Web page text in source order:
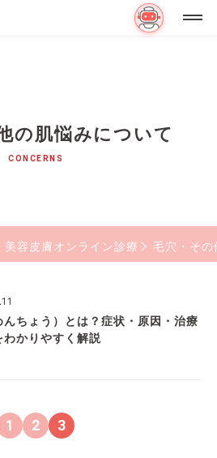
の肌悩みについて
CONCERNS
美容皮膚オンライン診療 毛穴・そ
んちょう）とは？症状・原因・治療
わかりやすく解説
1 2 3